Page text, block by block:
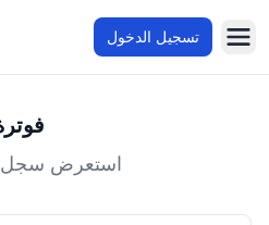
تسجيل الدخول
استعرض سجل